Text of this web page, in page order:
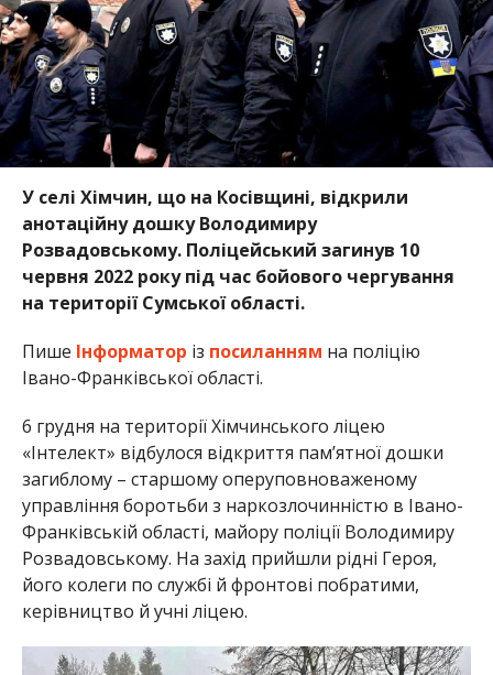
У селі Хімчин, що на Косівщині, відкрили
анотаційну дошку Володимиру
Розвадовському. Поліцейський загинув 10
червня 2022 року під час бойового чергування
на території Сумської області.
Пише Інформатор із посиланням на поліцію
Івано-Франківської області.
6 грудня на території Хімчинського ліцею
«Інтелект» відбулося відкриття пам’ятної дошки
загиблому – старшому оперуповноваженому
управління боротьби з наркозлочинністю в Івано-
Франківській області, майору поліції Володимиру
Розвадовському. На захід прийшли рідні Героя,
його колеги по службі й фронтові побратими,
керівництво й учні ліцею.